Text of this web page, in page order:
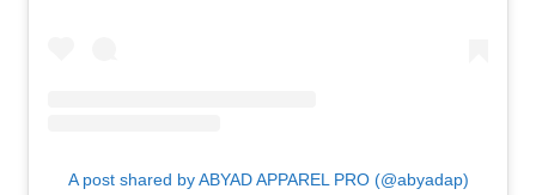
A post shared by ABYAD APPAREL PRO (@abyadap)